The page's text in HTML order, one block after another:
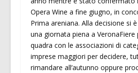
Opera Wine a fine giugno, in
Prima areniana. Alla decisione si
una giornata piena a VeronaFiere
quadra con le associazioni di
imprese maggiori per decidere,
rimandare all’autunno oppure